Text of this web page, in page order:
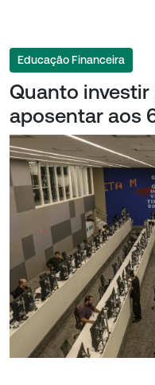
Educação Financeira
Quanto investir
aposentar aos